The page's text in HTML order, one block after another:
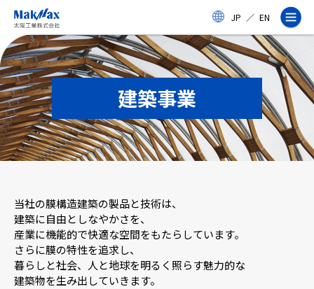
コ
ン
テ
ン
ツ
に
ス
キ
ッ
JP ／ EN
企業情報
製品・サービス
実績
建築事業
当社の膜構造建築の製品と技術は、
建築に自由としなやかさを、
産業に機能的で快適な空間をもたらしています。
さらに膜の特性を追求し、
暮らしと社会、人と地球を明るく照らす魅力的な
建築物を生み出していきます。